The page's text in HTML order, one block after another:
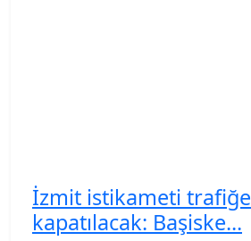
İzmit istikameti trafiğe
kapatılacak: Başiske...